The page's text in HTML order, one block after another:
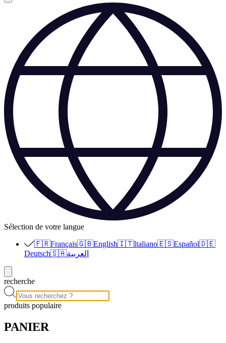
Sélection de votre langue
🇫🇷Français🇬🇧English🇮🇹Italiano🇪🇸Español🇩🇪
Deutsch🇸🇦العربية
recherche
produits populaire
PANIER